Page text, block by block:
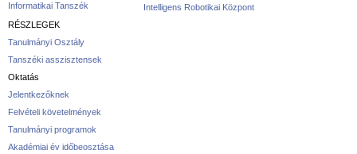
Informatikai Tanszék
Intelligens Robotikai Központ
RÉSZLEGEK
Tanulmányi Osztály
Tanszéki asszisztensek
Oktatás
Jelentkezőknek
Felvételi követelmények
Tanulmányi programok
Akadémiai év időbeosztása